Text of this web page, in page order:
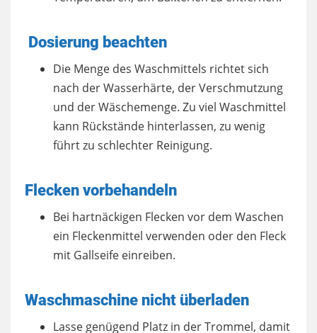
Dosierung beachten
Die Menge des Waschmittels richtet sich
nach der Wasserhärte, der Verschmutzung
und der Wäschemenge. Zu viel Waschmittel
kann Rückstände hinterlassen, zu wenig
führt zu schlechter Reinigung.
Flecken vorbehandeln
Bei hartnäckigen Flecken vor dem Waschen
ein Fleckenmittel verwenden oder den Fleck
mit Gallseife einreiben.
Waschmaschine nicht überladen
Lasse genügend Platz in der Trommel, damit